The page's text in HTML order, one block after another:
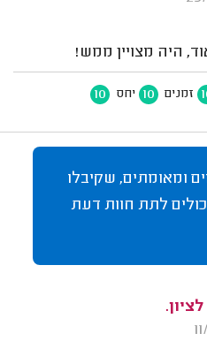
היה מצויין ממש!
זמנים 10 יחס 10
ומאומתים, שקיבלו
לתת חוות דעת